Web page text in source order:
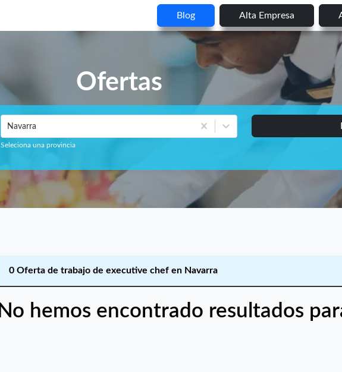
Blog Alta Empresa
Ofertas
Navarra
Seleciona una provincia
0 Oferta de trabajo de executive chef en Navarra
No hemos encontrado resultados